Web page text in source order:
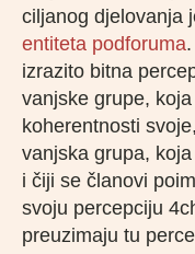
ciljanog djelovanja
entiteta podforuma
izrazito bitna
vanjske grupe,
koherentnosti
vanjska grupa,
i čiji se članovi
svoju percepciju
preuzimaju tu